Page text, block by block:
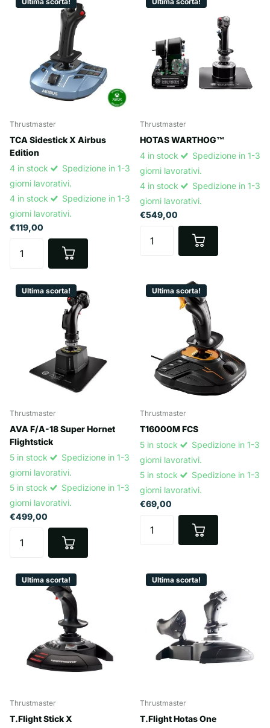
Thrustmaster
TCA Sidestick X Airbus
Edition
4 in stock
Spedizione in 1-3
giorni lavorativi.
4 in stock
Spedizione in 1-3
giorni lavorativi.
€119,00
Thrustmaster
HOTAS WARTHOG™
4 in stock
Spedizione in 1-3
giorni lavorativi.
4 in stock
Spedizione in 1-3
giorni lavorativi.
€549,00
Ultima scorta!
Thrustmaster
AVA F/A-18 Super Hornet
Flightstick
5 in stock
Spedizione in 1-3
giorni lavorativi.
5 in stock
Spedizione in 1-3
giorni lavorativi.
€499,00
Ultima scorta!
Thrustmaster
T16000M FCS
5 in stock
Spedizione in 1-3
giorni lavorativi.
5 in stock
Spedizione in 1-3
giorni lavorativi.
€69,00
Ultima scorta!
Thrustmaster
T.Flight Stick X
Ultima scorta!
Thrustmaster
T.Flight Hotas One